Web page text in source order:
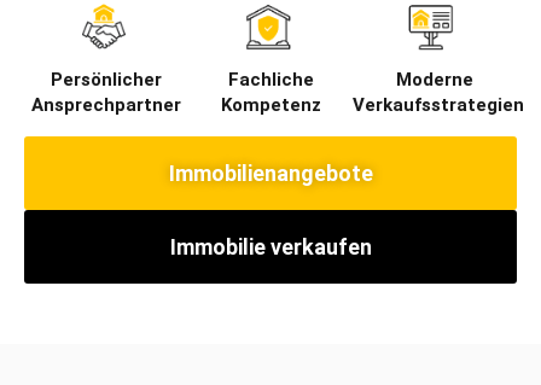
Persönlicher
Ansprechpartner
Fachliche
Kompetenz
Moderne
Verkaufsstrategien
Immobilienangebote
Immobilie verkaufen